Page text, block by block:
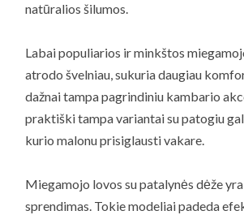
natūralios šilumos.
Labai populiarios ir minkštos
atrodo švelniau, sukuria daugiau
dažnai tampa pagrindiniu kambario
praktiški tampa variantai su patogiu
kurio malonu prisiglausti vakare.
Miegamojo lovos su patalynės dėže
sprendimas. Tokie modeliai padeda